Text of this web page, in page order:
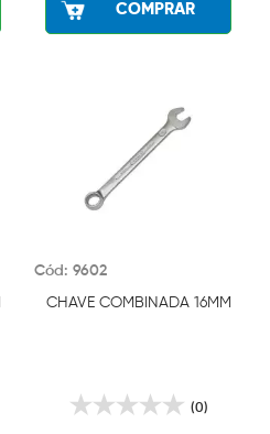
COMPRAR
Cód: 9602
CHAVE COMBINADA 16MM
(0)